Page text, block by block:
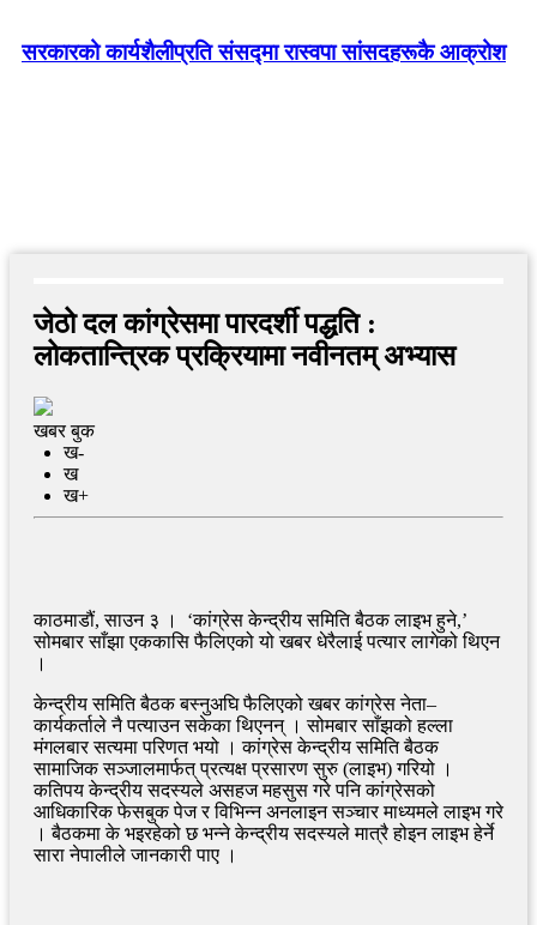
सरकारको कार्यशैलीप्रति संसद्‍मा रास्वपा सांसदहरूकै आक्रोश
जेठो दल कांग्रेसमा पारदर्शी पद्धति :
लोकतान्त्रिक प्रक्रियामा नवीनतम् अभ्यास
खबर बुक
ख-
ख
ख+
काठमाडौं, साउन ३ । ‘कांग्रेस केन्द्रीय समिति बैठक लाइभ हुने,’
सोमबार साँझा एककासि फैलिएको यो खबर धेरैलाई पत्यार लागेको थिएन
।
केन्द्रीय समिति बैठक बस्नुअघि फैलिएको खबर कांग्रेस नेता–
कार्यकर्ताले नै पत्याउन सकेका थिएनन् । सोमबार साँझको हल्ला
मंगलबार सत्यमा परिणत भयो । कांग्रेस केन्द्रीय समिति बैठक
सामाजिक सञ्जालमार्फत् प्रत्यक्ष प्रसारण सुरु (लाइभ) गरियो ।
कतिपय केन्द्रीय सदस्यले असहज महसुस गरे पनि कांग्रेसको
आधिकारिक फेसबुक पेज र विभिन्न अनलाइन सञ्चार माध्यमले लाइभ गरे
। बैठकमा के भइरहेको छ भन्ने केन्द्रीय सदस्यले मात्रै होइन लाइभ हेर्ने
सारा नेपालीले जानकारी पाए ।